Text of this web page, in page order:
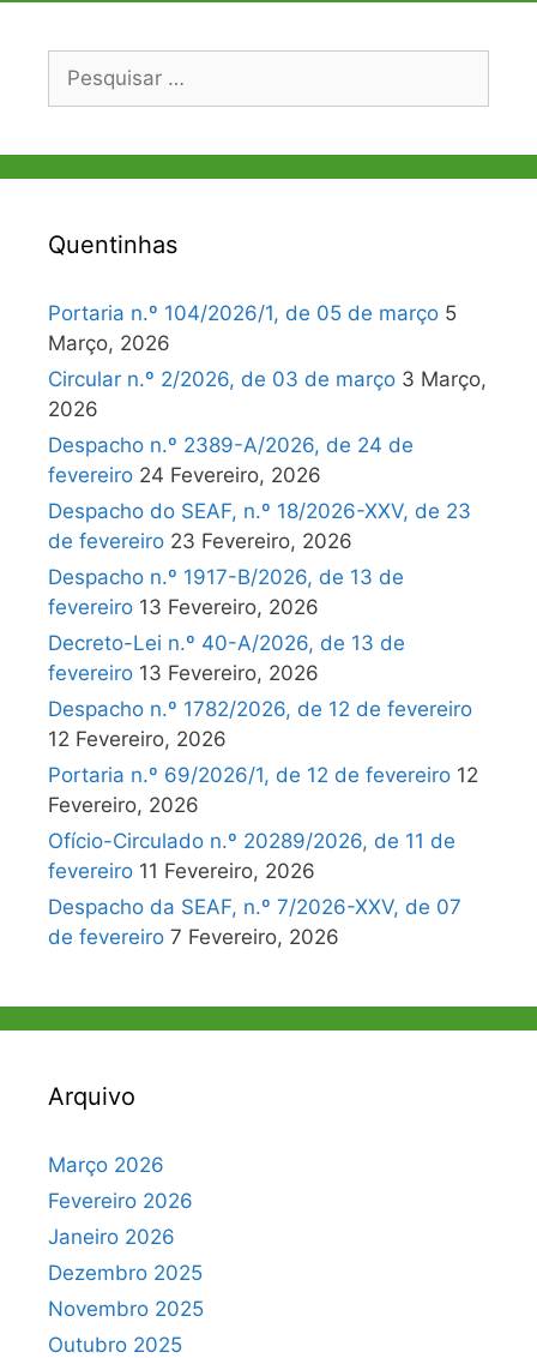
Pesquisar
Quentinhas
Portaria n.º 104/2026/1, de 05 de março 5
Março, 2026
Circular n.º 2/2026, de 03 de março 3 Março,
2026
Despacho n.º 2389-A/2026, de 24 de
fevereiro 24 Fevereiro, 2026
Despacho do SEAF, n.º 18/2026-XXV, de 23
de fevereiro 23 Fevereiro, 2026
Despacho n.º 1917-B/2026, de 13 de
fevereiro 13 Fevereiro, 2026
Decreto-Lei n.º 40-A/2026, de 13 de
fevereiro 13 Fevereiro, 2026
Despacho n.º 1782/2026, de 12 de fevereiro
12 Fevereiro, 2026
Portaria n.º 69/2026/1, de 12 de fevereiro 12
Fevereiro, 2026
Ofício-Circulado n.º 20289/2026, de 11 de
fevereiro 11 Fevereiro, 2026
Despacho da SEAF, n.º 7/2026-XXV, de 07
de fevereiro 7 Fevereiro, 2026
Arquivo
Março 2026
Fevereiro 2026
Janeiro 2026
Dezembro 2025
Novembro 2025
Outubro 2025